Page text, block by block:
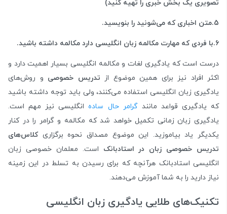
تصویری یک بخش خبری را تهیه کنید)
5.متن اخباری که می‌شونید را بنویسید.
6.با فردی که مهارت مکالمه زبان انگلیسی دارد مکالمه داشته باشید.
درست است که یادگیری لغات و مکالمه انگلیسی بسیار اهمیت دارد و
اکثر افراد نیز برای همین موضوع از تدریس خصوصی و روش‌های
یادگیری زبان انگلیسی استفاده می‌کنند، ولی باید توجه داشته باشید
که یادگیری قواعد مانندگرامر حال سادهانگلیسی نیز مهم است.
یادگیری زبان زمانی تکمیل خواهد شد که مکالمه و گرامر را در کنار
یکدیگر یاد بیاموزید. این موضوع مصداق نحوه برگزاریکلاس‌های
تدریس خصوصی زبان در استادبانک است. معلمان خصوصی زبان
انگلیسی استادبانک هرآنچه که برای رسیدن به تسلط در این زمینه
نیاز دارید را به شما آموزش می‌دهند.
تکنیک‌های طلایی یادگیری زبان انگلیسی